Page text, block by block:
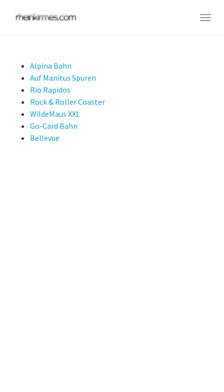
Alpina Bahn
Auf Manitus Spuren
Rio Rapidos
Rock & Roller Coaster
WildeMaus XXL
Go-Card Bahn
Bellevue